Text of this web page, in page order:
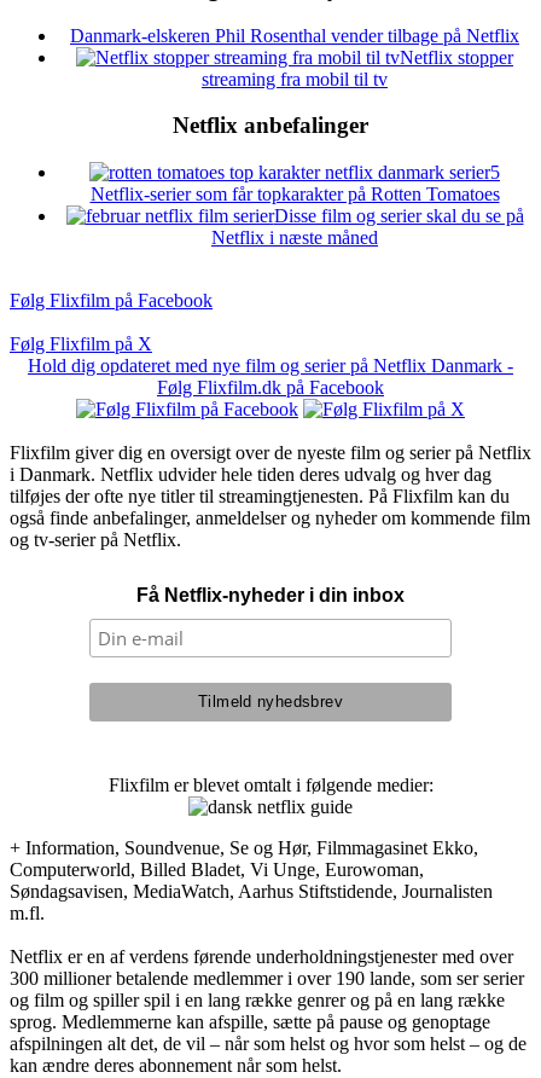
Danmark-elskeren Phil Rosenthal vender tilbage på Netflix
Netflix stopper
streaming fra mobil til tv
Netflix anbefalinger
5
Netflix-serier som får topkarakter på Rotten Tomatoes
Disse film og serier skal du se på
Netflix i næste måned
Følg Flixfilm på Facebook
Følg Flixfilm på X
Hold dig opdateret med nye film og serier på Netflix Danmark -
Følg Flixfilm.dk på Facebook
Flixfilm giver dig en oversigt over de nyeste film og serier på Netflix
i Danmark. Netflix udvider hele tiden deres udvalg og hver dag
tilføjes der ofte nye titler til streamingtjenesten. På Flixfilm kan du
også finde anbefalinger, anmeldelser og nyheder om kommende film
og tv-serier på Netflix.
Få Netflix-nyheder i din inbox
Flixfilm er blevet omtalt i følgende medier:
+ Information, Soundvenue, Se og Hør, Filmmagasinet Ekko,
Computerworld, Billed Bladet, Vi Unge, Eurowoman,
Søndagsavisen, MediaWatch, Aarhus Stiftstidende, Journalisten
m.fl.
Netflix er en af verdens førende underholdningstjenester med over
300 millioner betalende medlemmer i over 190 lande, som ser serier
og film og spiller spil i en lang række genrer og på en lang række
sprog. Medlemmerne kan afspille, sætte på pause og genoptage
afspilningen alt det, de vil – når som helst og hvor som helst – og de
kan ændre deres abonnement når som helst.